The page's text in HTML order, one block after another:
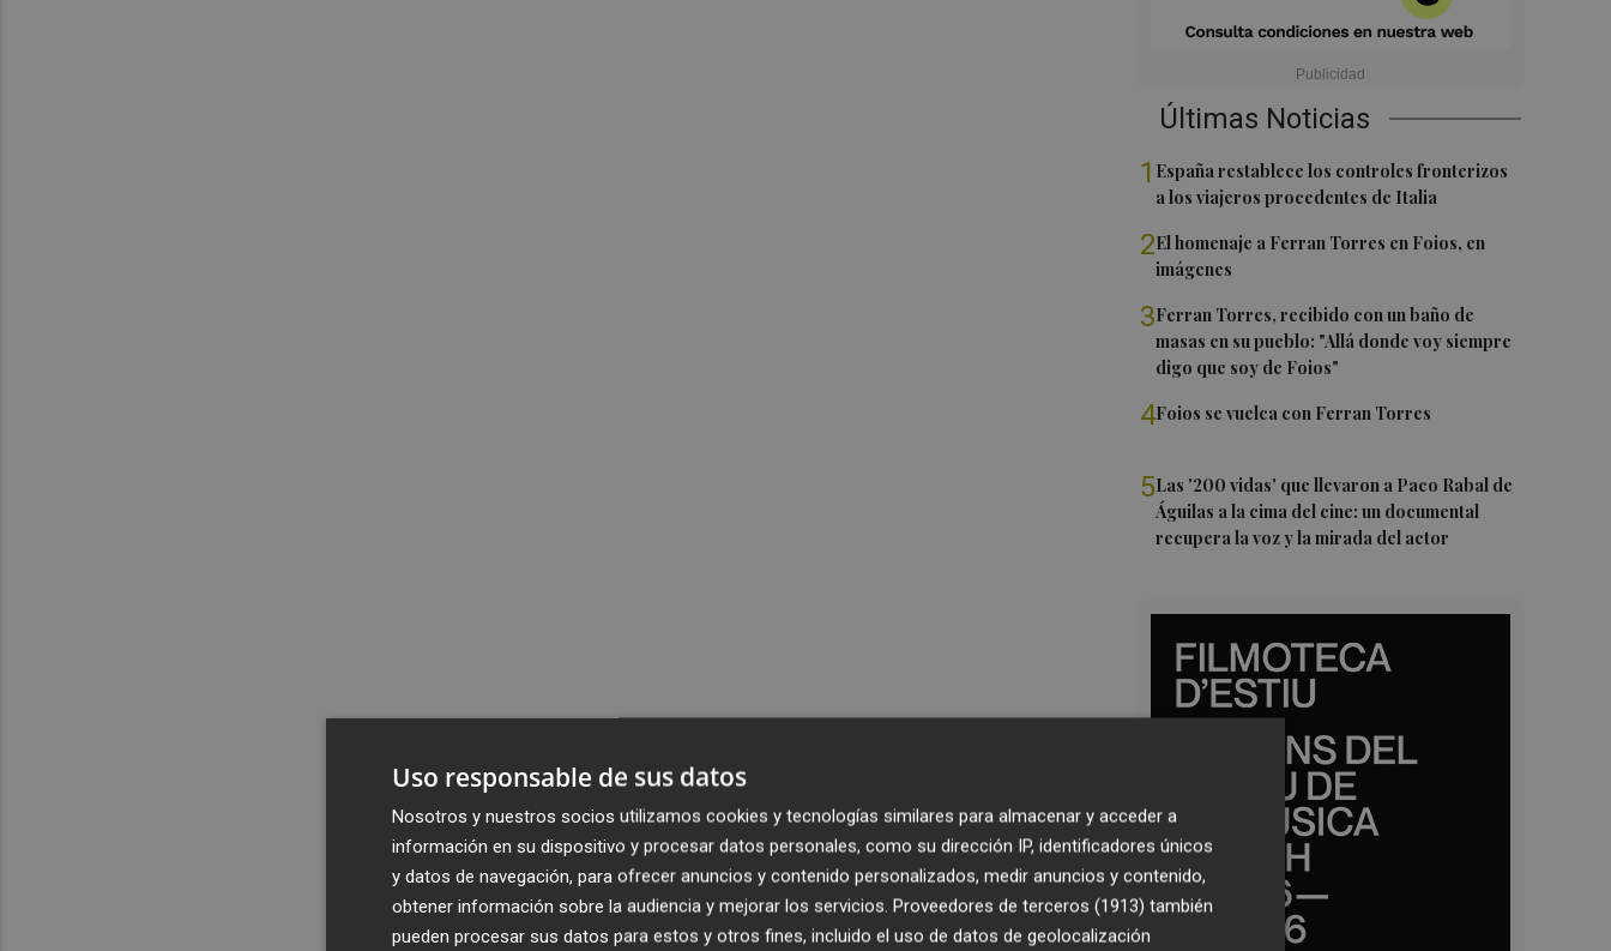
Últimas Noticias
1 España restablece los controles fronterizos
a los viajeros procedentes de Italia
2El homenaje a Ferran Torres en Foios, en
imágenes
3Ferran Torres, recibido con un baño de
masas en su pueblo: "Allá donde voy siempre
digo que soy de Foios"
4Foios se vuelca con Ferran Torres
5Las '200 vidas' que llevaron a Paco Rabal de
Águilas a la cima del cine: un documental
recupera la voz y la mirada del actor
Uso responsable de sus datos
Nosotros y nuestros socios utilizamos cookies y tecnologías similares para almacenar y acceder a
información en su dispositivo y procesar datos personales, como su dirección IP, identificadores únicos
y datos de navegación, para ofrecer anuncios y contenido personalizados, medir anuncios y contenido,
obtener información sobre la audiencia y mejorar los servicios. Proveedores de terceros (1913) también
pueden procesar sus datos para estos y otros fines, incluido el uso de datos de geolocalización